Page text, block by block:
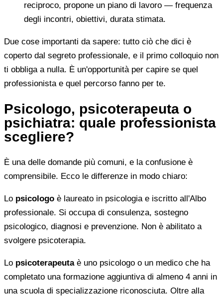
reciproco, propone un piano di lavoro — frequenza
degli incontri, obiettivi, durata stimata.
Due cose importanti da sapere: tutto ciò che dici è
coperto dal segreto professionale, e il primo colloquio non
ti obbliga a nulla. È un'opportunità per capire se quel
professionista e quel percorso fanno per te.
Psicologo, psicoterapeuta o
psichiatra: quale professionista
scegliere?
È una delle domande più comuni, e la confusione è
comprensibile. Ecco le differenze in modo chiaro:
Lo psicologo è laureato in psicologia e iscritto all'Albo
professionale. Si occupa di consulenza, sostegno
psicologico, diagnosi e prevenzione. Non è abilitato a
svolgere psicoterapia.
Lo psicoterapeutaè uno psicologo o un medico che ha
completato una formazione aggiuntiva di almeno 4 anni in
una scuola di specializzazione riconosciuta. Oltre alla